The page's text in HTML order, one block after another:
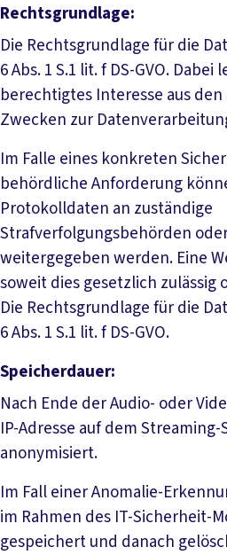
Rechtsgrundlage:
Die Rechtsgrundlage für die
6 Abs. 1 S.1 lit. f DS-GVO.
berechtigtes Interesse aus
Zwecken zur
Im Falle eines konkreten
behördliche Anforderung
Protokolldaten an zuständige
Strafverfolgungsbehörden
weitergegeben werden. Eine
soweit dies gesetzlich
Die Rechtsgrundlage für die
6 Abs. 1 S.1 lit. f DS-GVO.
Speicherdauer:
Nach Ende der Audio- oder
IP-Adresse auf dem
anonymisiert.
Im Fall einer Anomalie-
im Rahmen des IT-Sicherheit-
gespeichert und danach